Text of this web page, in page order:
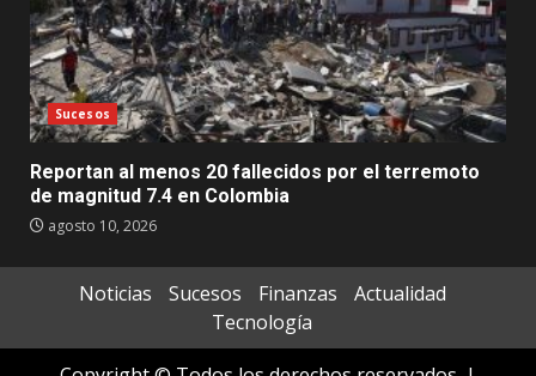
Sucesos
Reportan al menos 20 fallecidos por el terremoto
de magnitud 7.4 en Colombia
agosto 10, 2026
Noticias Sucesos Finanzas
Actualidad
Tecnología